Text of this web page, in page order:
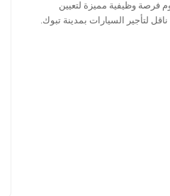
فرصة وظيفية مميزة لتعيين
لتأجير السيارات بمدينة تبوك.